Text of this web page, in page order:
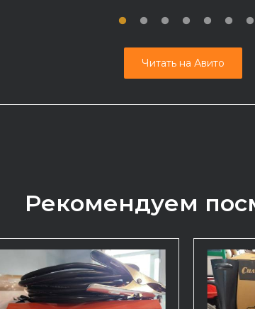
Читать на Авито
Рекомендуем